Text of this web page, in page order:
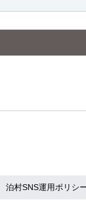
泊村SNS運用ポリシ